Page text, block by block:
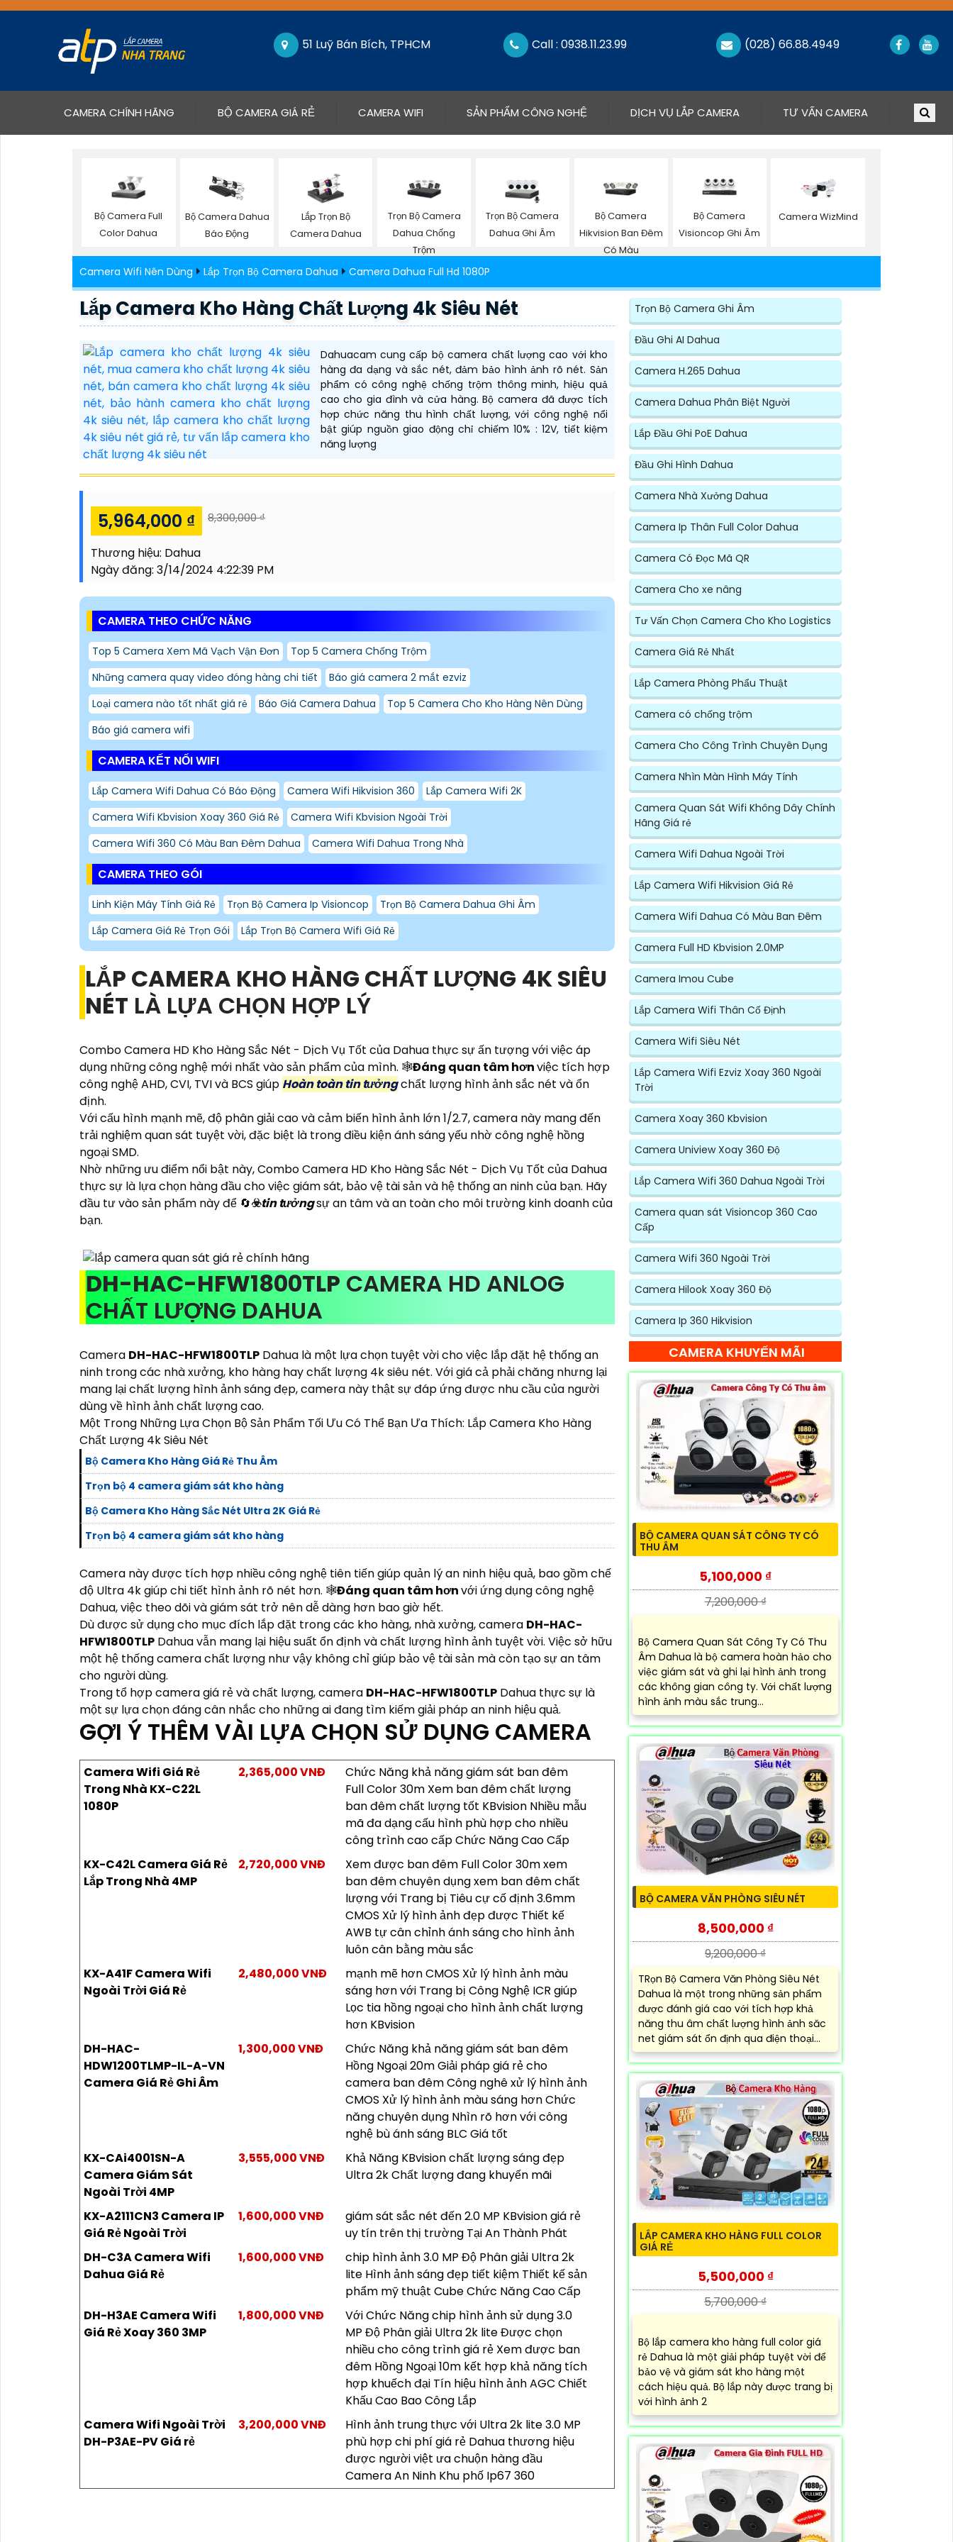
51 Luỹ Bán Bích, TPHCM Call : 0938.11.23.99 (028) 66.88.4949
CAMERA CHÍNH HÃNG(CURRENT)BỘ CAMERA GIÁ RẺ CAMERA WIFI SẢN PHẨM CÔNG NGHỆ DỊCH VỤ LẮP CAMERA TƯ VẤN CAMERA
Bộ Camera Full
Color Dahua
Bộ Camera Dahua
Báo Động
Lắp Trọn Bộ
Camera Dahua
Trọn Bộ Camera
Dahua Chống
Trộm
Trọn Bộ Camera
Dahua Ghi Âm
Bộ Camera
Hikvision Ban Đêm
Có Màu
Bộ Camera
Visioncop Ghi Âm
Camera WizMind
Camera Wifi Nên Dùng Lắp Trọn Bộ Camera Dahua Camera Dahua Full Hd 1080P
Lắp Camera Kho Hàng Chất Lượng 4k Siêu Nét
Dahuacam cung cấp bộ camera chất lượng cao với kho
hàng đa dạng và sắc nét, đảm bảo hình ảnh rõ nét. Sản
phẩm có công nghệ chống trộm thông minh, hiệu quả
cao cho gia đình và cửa hàng. Bộ camera đã được tích
hợp chức năng thu hình chất lượng, với công nghệ nổi
bật giúp nguồn giao động chỉ chiếm 10% : 12V, tiết kiệm
năng lượng
5,964,000 ₫ 8,300,000 ₫
Thương hiệu: Dahua
Ngày đăng: 3/14/2024 4:22:39 PM
CAMERA THEO CHỨC NĂNG
Top 5 Camera Xem Mã Vạch Vận Đơn
Top 5 Camera Chống Trộm
Những camera quay video đóng hàng chi tiết
Báo giá camera 2 mắt ezviz
Loại camera nào tốt nhất giá rẻ
Báo Giá Camera Dahua
Top 5 Camera Cho Kho Hàng Nên Dùng
Báo giá camera wifi
CAMERA KẾT NỐI WIFI
Lắp Camera Wifi Dahua Có Báo Động Camera Wifi Hikvision 360
Lắp Camera Wifi 2K
Camera Wifi Kbvision Xoay 360 Giá Rẻ
Camera Wifi Kbvision Ngoài Trời
Camera Wifi 360 Có Màu Ban Đêm Dahua
Camera Wifi Dahua Trong Nhà
CAMERA THEO GÓI
Linh Kiện Máy Tính Giá Rẻ Trọn Bộ Camera Ip Visioncop
Trọn Bộ Camera Dahua Ghi Âm
Lắp Camera Giá Rẻ Trọn Gói
Lắp Trọn Bộ Camera Wifi Giá Rẻ
LẮP CAMERA KHO HÀNG CHẤT LƯỢNG 4K SIÊU
NÉT LÀ LỰA CHỌN HỢP LÝ
Combo Camera HD Kho Hàng Sắc Nét - Dịch Vụ Tốt của Dahua thực sự ấn tượng với việc áp
dụng những công nghệ mới nhất vào sản phẩm của mình. 🕸️Đáng quan tâm hơnviệc tích hợp
công nghệ AHD, CVI, TVI và BCS giúp Hoàn toàn tin tưởngchất lượng hình ảnh sắc nét và ổn
định.
Với cấu hình mạnh mẽ, độ phân giải cao và cảm biến hình ảnh lớn 1/2.7, camera này mang đến
trải nghiệm quan sát tuyệt vời, đặc biệt là trong điều kiện ánh sáng yếu nhờ công nghệ hồng
ngoại SMD.
Nhờ những ưu điểm nổi bật này, Combo Camera HD Kho Hàng Sắc Nét - Dịch Vụ Tốt của Dahua
thực sự là lựa chọn hàng đầu cho việc giám sát, bảo vệ tài sản và hệ thống an ninh của bạn. Hãy
đầu tư vào sản phẩm này để 🔄☣️tin tưởngsự an tâm và an toàn cho môi trường kinh doanh của
bạn.
DH-HAC-HFW1800TLP CAMERA HD ANLOG
CHẤT LƯỢNG DAHUA
Camera DH-HAC-HFW1800TLP Dahua là một lựa chọn tuyệt vời cho việc lắp đặt hệ thống an
ninh trong các nhà xưởng, kho hàng hay chất lượng 4k siêu nét. Với giá cả phải chăng nhưng lại
mang lại chất lượng hình ảnh sáng đẹp, camera này thật sự đáp ứng được nhu cầu của người
dùng về hình ảnh chất lượng cao.
Một Trong Những Lựa Chọn Bộ Sản Phẩm Tối Ưu Có Thể Bạn Ưa Thích: Lắp Camera Kho Hàng
Chất Lượng 4k Siêu Nét
Bộ Camera Kho Hàng Giá Rẻ Thu Âm
Trọn bộ 4 camera giám sát kho hàng
Bộ Camera Kho Hàng Sắc Nét Ultra 2K Giá Rẻ
Trọn bộ 4 camera giám sát kho hàng
Camera này được tích hợp nhiều công nghệ tiên tiến giúp quản lý an ninh hiệu quả, bao gồm chế
độ Ultra 4k giúp chi tiết hình ảnh rõ nét hơn. 🕸️Đáng quan tâm hơnvới ứng dụng công nghệ
Dahua, việc theo dõi và giám sát trở nên dễ dàng hơn bao giờ hết.
Dù được sử dụng cho mục đích lắp đặt trong các kho hàng, nhà xưởng, camera DH-HAC-
HFW1800TLP Dahua vẫn mang lại hiệu suất ổn định và chất lượng hình ảnh tuyệt vời. Việc sở hữu
một hệ thống camera chất lượng như vậy không chỉ giúp bảo vệ tài sản mà còn tạo sự an tâm
cho người dùng.
Trong tổ hợp camera giá rẻ và chất lượng, camera DH-HAC-HFW1800TLP Dahua thực sự là
một sự lựa chọn đáng cân nhắc cho những ai đang tìm kiếm giải pháp an ninh hiệu quả.
GỢI Ý THÊM VÀI LỰA CHỌN SỬ DỤNG CAMERA
Camera Wifi Giá Rẻ
Trong Nhà KX-C22L
1080P
2,365,000 VNĐ
Chức Năng khả năng giám sát ban đêm
Full Color 30m Xem ban đêm chất lượng
ban đêm chất lượng tốt KBvision Nhiều mẫu
mã đa dạng cấu hình phù hợp cho nhiều
công trình cao cấp Chức Năng Cao Cấp
KX-C42L Camera Giá Rẻ
Lắp Trong Nhà 4MP
2,720,000 VNĐ
Xem được ban đêm Full Color 30m xem
ban đêm chuyên dụng xem ban đêm chất
lượng với Trang bị Tiêu cự cố định 3.6mm
CMOS Xử lý hình ảnh đẹp được Thiết kế
AWB tự cân chỉnh ánh sáng cho hình ảnh
luôn cân bằng màu sắc
KX-A41F Camera Wifi
Ngoài Trời Giá Rẻ
2,480,000 VNĐ
mạnh mẽ hơn CMOS Xử lý hình ảnh màu
sáng hơn với Trang bị Công Nghệ ICR giúp
Lọc tia hồng ngoại cho hình ảnh chất lượng
hơn KBvision
DH-HAC-
HDW1200TLMP-IL-A-VN
Camera Giá Rẻ Ghi Âm
1,300,000 VNĐ
Chức Năng khả năng giám sát ban đêm
Hồng Ngoại 20m Giải pháp giá rẻ cho
camera ban đêm Công nghê xử lý hình ảnh
CMOS Xử lý hình ảnh màu sáng hơn Chức
năng chuyên dụng Nhìn rõ hơn với công
nghệ bù ánh sáng BLC Giá tốt
KX-CAi4001SN-A
Camera Giám Sát
Ngoài Trời 4MP
3,555,000 VNĐ
Khả Năng KBvision chất lượng sáng đẹp
Ultra 2k Chất lượng đang khuyến mãi
KX-A2111CN3 Camera IP
Giá Rẻ Ngoài Trời
1,600,000 VNĐ
giám sát sắc nét đến 2.0 MP KBvision giá rẻ
uy tín trên thị trường Tại An Thành Phát
DH-C3A Camera Wifi
Dahua Giá Rẻ
1,600,000 VNĐ
chip hình ảnh 3.0 MP Độ Phân giải Ultra 2k
lite Hình ảnh sáng đẹp tiết kiệm Thiết kế sản
phẩm mỹ thuật Cube Chức Năng Cao Cấp
DH-H3AE Camera Wifi
Giá Rẻ Xoay 360 3MP
1,800,000 VNĐ
Với Chức Năng chip hình ảnh sử dụng 3.0
MP Độ Phân giải Ultra 2k lite Được chọn
nhiều cho công trình giá rẻ Xem được ban
đêm Hồng Ngoại 10m kết hợp khả năng tích
hợp khuếch đại Tín hiệu hình ảnh AGC Chiết
Khấu Cao Bao Công Lắp
Camera Wifi Ngoài Trời
DH-P3AE-PV Giá rẻ
3,200,000 VNĐ
Hình ảnh trung thực với Ultra 2k lite 3.0 MP
phù hợp chi phí giá rẻ Dahua thương hiệu
được người việt ưa chuộn hàng đầu
Camera An Ninh Khu phố Ip67 360
Trọn Bộ Camera Ghi Âm
Đầu Ghi AI Dahua
Camera H.265 Dahua
Camera Dahua Phân Biệt Người
Lắp Đầu Ghi PoE Dahua
Đầu Ghi Hình Dahua
Camera Nhà Xưởng Dahua
Camera Ip Thân Full Color Dahua
Camera Có Đọc Mã QR
Camera Cho xe nâng
Tư Vấn Chọn Camera Cho Kho Logistics
Camera Giá Rẻ Nhất
Lắp Camera Phòng Phẩu Thuật
Camera có chống trộm
Camera Cho Công Trình Chuyên Dụng
Camera Nhìn Màn Hình Máy Tính
Camera Quan Sát Wifi Không Dây Chính
Hãng Giá rẻ
Camera Wifi Dahua Ngoài Trời
Lắp Camera Wifi Hikvision Giá Rẻ
Camera Wifi Dahua Có Màu Ban Đêm
Camera Full HD Kbvision 2.0MP
Camera Imou Cube
Lắp Camera Wifi Thân Cố Định
Camera Wifi Siêu Nét
Lắp Camera Wifi Ezviz Xoay 360 Ngoài
Trời
Camera Xoay 360 Kbvision
Camera Uniview Xoay 360 Độ
Lắp Camera Wifi 360 Dahua Ngoài Trời
Camera quan sát Visioncop 360 Cao
Cấp
Camera Wifi 360 Ngoài Trời
Camera Hilook Xoay 360 Độ
Camera Ip 360 Hikvision
CAMERA KHUYẾN MÃI
BỘ CAMERA QUAN SÁT CÔNG TY CÓ
THU ÂM
5,100,000 ₫
7,200,000 ₫
Bộ Camera Quan Sát Công Ty Có Thu
Âm Dahua là bộ camera hoàn hảo cho
việc giám sát và ghi lại hình ảnh trong
các không gian công ty. Với chất lượng
hình ảnh màu sắc trung...
BỘ CAMERA VĂN PHÒNG SIÊU NÉT
8,500,000 ₫
9,200,000 ₫
TRọn Bộ Camera Văn Phòng Siêu Nét
Dahua là một trong những sản phẩm
được đánh giá cao với tích hợp khả
năng thu âm chất lượng hình ảnh săc
net giám sát ổn định qua điện thoại...
LẮP CAMERA KHO HÀNG FULL COLOR
GIÁ RẺ
5,500,000 ₫
5,700,000 ₫
Bộ lắp camera kho hàng full color giá
rẻ Dahua là một giải pháp tuyệt vời để
bảo vệ và giám sát kho hàng một
cách hiệu quả. Bộ lắp này được trang bị
với hình ảnh 2